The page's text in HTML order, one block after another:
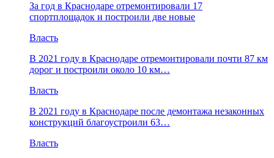
За год в Краснодаре отремонтировали 17
спортплощадок и построили две новые
Власть
В 2021 году в Краснодаре отремонтировали почти 87 км
дорог и построили около 10 км…
Власть
В 2021 году в Краснодаре после демонтажа незаконных
конструкций благоустроили 63…
Власть